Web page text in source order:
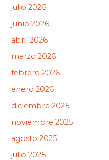
julio 2026
junio 2026
abril 2026
marzo 2026
febrero 2026
enero 2026
diciembre 2025
noviembre 2025
agosto 2025
julio 2025